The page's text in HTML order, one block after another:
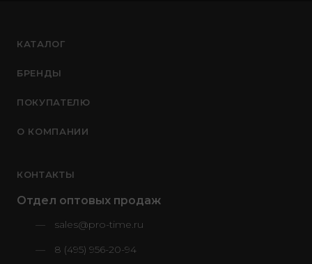
КАТАЛОГ
БРЕНДЫ
ПОКУПАТЕЛЮ
О КОМПАНИИ
КОНТАКТЫ
Отдел оптовых продаж
sales@pro-time.ru
8 (495) 956-20-94